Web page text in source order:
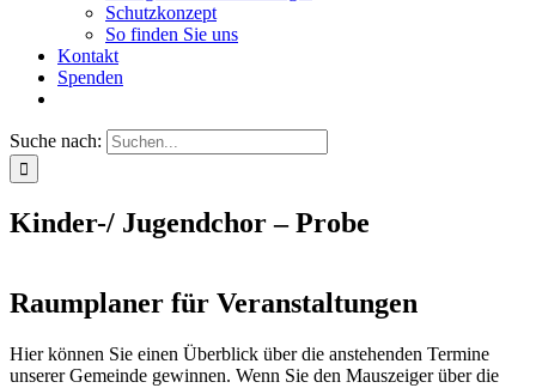
Schutzkonzept
So finden Sie uns
Kontakt
Spenden
Suche nach:
Kinder-/ Jugendchor – Probe
Raumplaner für Veranstaltungen
Hier können Sie einen Überblick über die anstehenden Termine
unserer Gemeinde gewinnen. Wenn Sie den Mauszeiger über die